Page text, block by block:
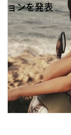
ファッション
ョンを発表
ファン待望のビッ
Mar 31,